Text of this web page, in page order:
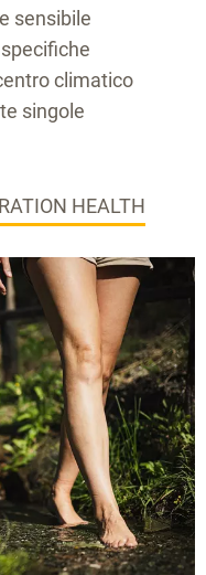
sensibile
climatico
singole
HEALTH